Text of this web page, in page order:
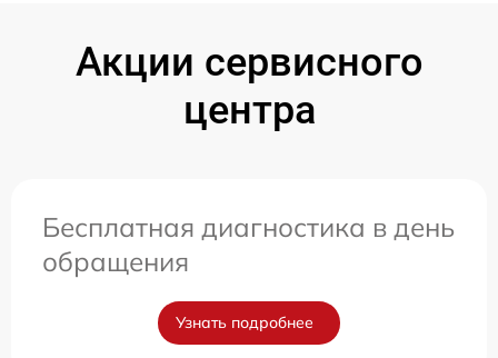
Акции сервисного
центра
Бесплатная диагностика в день
обращения
Узнать подробнее